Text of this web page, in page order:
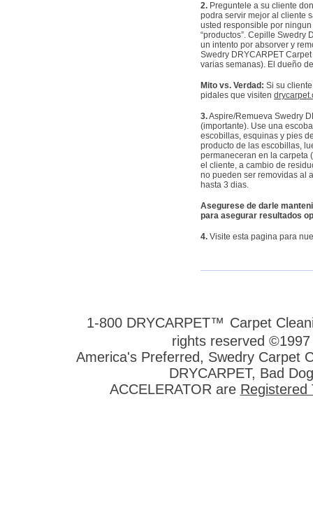
2. Preguntele a su cliente
podra servir mejor al cliente
usted responsible por
“productos”. Cepille Swedry
un intento por absorver y
Swedry DRYCARPET
varias semanas). El dueño
Mito vs. Verdad: Si su
pidales que visiten
3.Aspire/Remueva Swedry
(importante). Use una
escobillas, esquinas y pies
producto de las escobillas,
permaneceran en la carpeta
el cliente, a cambio de
no pueden ser removidas al
hasta 3 dias.
Asegurese de darle
para asegurar resultados
4. Visite esta pagina para
1-800 DRYCARPET™ Carpet
rights reserved
America's Preferred, Swedry Carpet
DRYCARPET, Bad
ACCELERATOR are Registered